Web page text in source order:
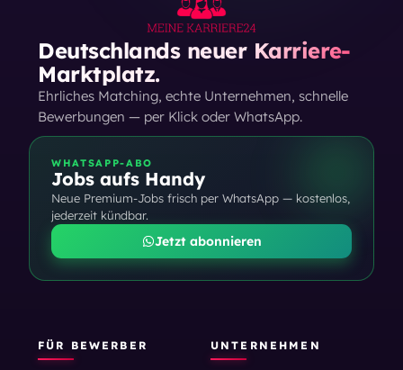
Deutschlands neuer Karriere-
Marktplatz.
Ehrliches Matching, echte Unternehmen, schnelle
Bewerbungen — per Klick oder WhatsApp.
WHATSAPP-ABO
Jobs aufs Handy
Neue Premium-Jobs frisch per WhatsApp — kostenlos,
jederzeit kündbar.
Jetzt abonnieren
FÜR BEWERBER UNTERNEHMEN